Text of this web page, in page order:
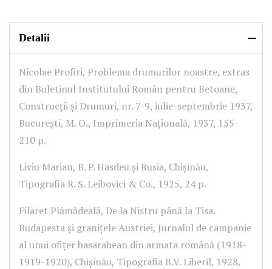
Detalii
Nicolae Profiri, Problema drumurilor noastre, extras
din Buletinul Institutului Român pentru Betoane,
Construcții și Drumuri, nr. 7-9, iulie-septembrie 1937,
București, M. O., Imprimeria Națională, 1937, 155-
210 p.
Liviu Marian, B. P. Hasdeu și Rusia, Chișinău,
Tipografia R. S. Leibovici & Co., 1925, 24 p.
Filaret Plămădeală, De la Nistru până la Tisa.
Budapesta și granițele Austriei, Jurnalul de campanie
al unui ofițer basarabean din armata română (1918-
1919-1920), Chișinău, Tipografia B.V. Liberil, 1928,